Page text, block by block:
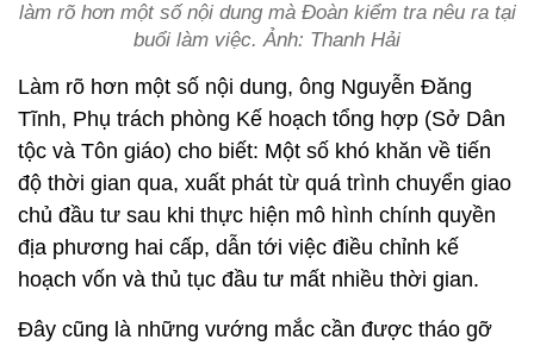
làm rõ hơn một số nội dung mà Đoàn kiểm tra nêu ra tại
buổi làm việc. Ảnh: Thanh Hải
Làm rõ hơn một số nội dung, ông Nguyễn Đăng
Tĩnh, Phụ trách phòng Kế hoạch tổng hợp (Sở Dân
tộc và Tôn giáo) cho biết: Một số khó khăn về tiến
độ thời gian qua, xuất phát từ quá trình chuyển giao
chủ đầu tư sau khi thực hiện mô hình chính quyền
địa phương hai cấp, dẫn tới việc điều chỉnh kế
hoạch vốn và thủ tục đầu tư mất nhiều thời gian.
Đây cũng là những vướng mắc cần được tháo gỡ